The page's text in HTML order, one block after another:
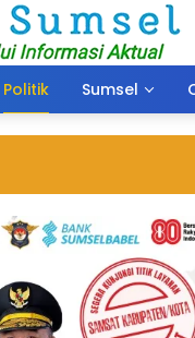
Politik Sumsel